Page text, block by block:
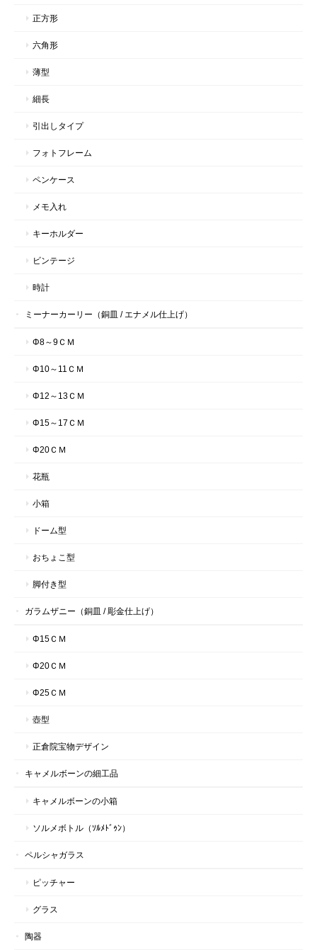
正方形
六角形
薄型
細長
引出しタイプ
フォトフレーム
ペンケース
メモ入れ
キーホルダー
ビンテージ
時計
ミーナーカーリー（銅皿 / エナメル仕上げ）
Φ8～9ＣＭ
Φ10～11ＣＭ
Φ12～13ＣＭ
Φ15～17ＣＭ
Φ20ＣＭ
花瓶
小箱
ドーム型
おちょこ型
脚付き型
ガラムザニー（銅皿 / 彫金仕上げ）
Φ15ＣＭ
Φ20ＣＭ
Φ25ＣＭ
壺型
正倉院宝物デザイン
キャメルボーンの細工品
キャメルボーンの小箱
ソルメボトル（ｿﾙﾒﾄﾞｩﾝ）
ペルシャガラス
ピッチャー
グラス
陶器